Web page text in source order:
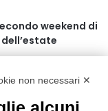
weekend di
le procedure
di calamità
non necessari ✕